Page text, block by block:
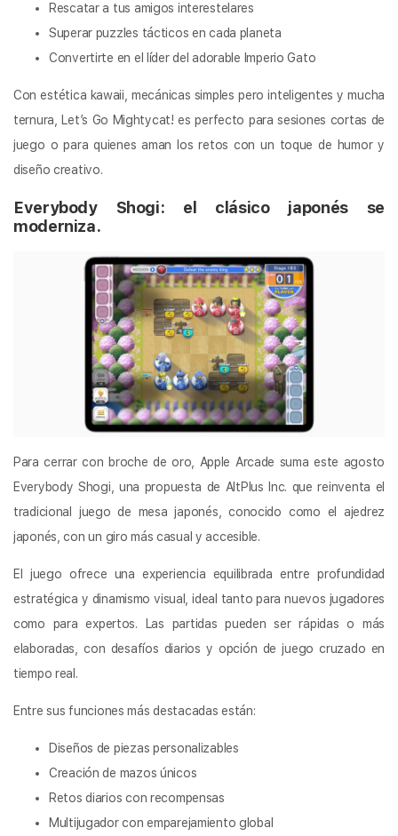
Rescatar a tus amigos interestelares
Superar puzzles tácticos en cada planeta
Convertirte en el líder del adorable Imperio Gato
Con estética kawaii, mecánicas simples pero inteligentes y mucha
ternura, Let’s Go Mightycat! es perfecto para sesiones cortas de
juego o para quienes aman los retos con un toque de humor y
diseño creativo.
Everybody Shogi: el clásico japonés se
moderniza.
Para cerrar con broche de oro, Apple Arcade suma este agosto
Everybody Shogi, una propuesta de AltPlus Inc. que reinventa el
tradicional juego de mesa japonés, conocido como el ajedrez
japonés, con un giro más casual y accesible.
El juego ofrece una experiencia equilibrada entre profundidad
estratégica y dinamismo visual, ideal tanto para nuevos jugadores
como para expertos. Las partidas pueden ser rápidas o más
elaboradas, con desafíos diarios y opción de juego cruzado en
tiempo real.
Entre sus funciones más destacadas están:
Diseños de piezas personalizables
Creación de mazos únicos
Retos diarios con recompensas
Multijugador con emparejamiento global